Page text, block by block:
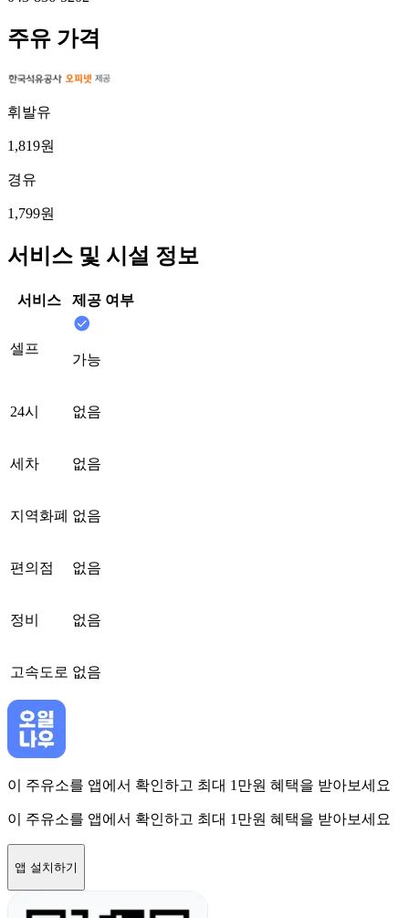
주유 가격
휘발유
1,819원
경유
1,799원
서비스 및 시설 정보
서비스 제공 여부
셀프
가능
24시 없음
세차 없음
지역화폐 없음
편의점 없음
정비 없음
고속도로 없음
이 주유소를 앱에서 확인하고 최대 1만원 혜택을 받아보세요
이 주유소를 앱에서 확인하고 최대 1만원 혜택을 받아보세요
앱 설치하기